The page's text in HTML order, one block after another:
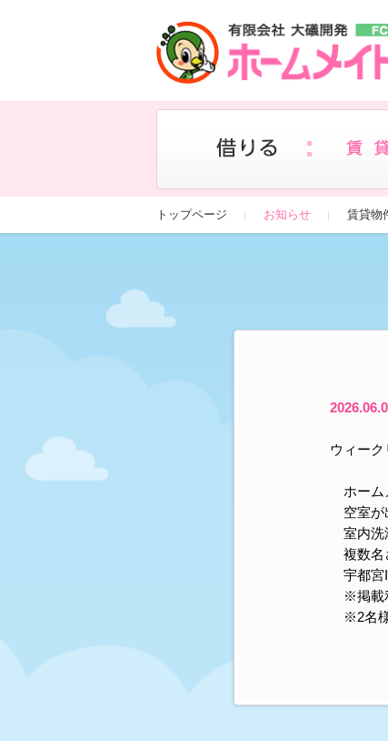
トップページ お知らせ 賃貸物
ウィー
ホーム
空室が
室内洗
複数名
宇都宮
※掲載
※2名様